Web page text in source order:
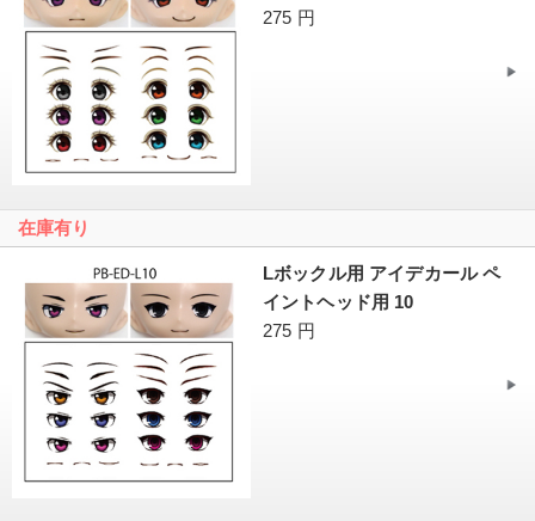
275 円
在庫有り
Lボックル用 アイデカール ペ
イントヘッド用 10
275 円